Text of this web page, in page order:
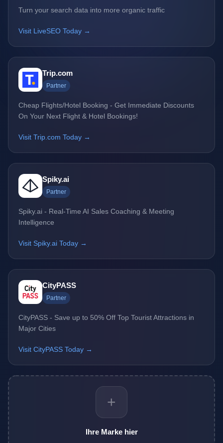
Turn your search data into more organic traffic
Visit LiveSEO Today →
Trip.com
Partner
Cheap Flights/Hotel Booking - Get Immediate Discounts
On Your Next Flight & Hotel Bookings!
Visit Trip.com Today →
Spiky.ai
Partner
Spiky.ai - Real-Time AI Sales Coaching & Meeting
Intelligence
Visit Spiky.ai Today →
CityPASS
Partner
CityPASS - Save up to 50% Off Top Tourist Attractions in
Major Cities
Visit CityPASS Today →
+
Ihre Marke hier